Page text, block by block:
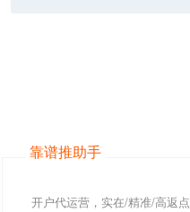
靠谱推助手
开户代运营，实在/精准/高返点